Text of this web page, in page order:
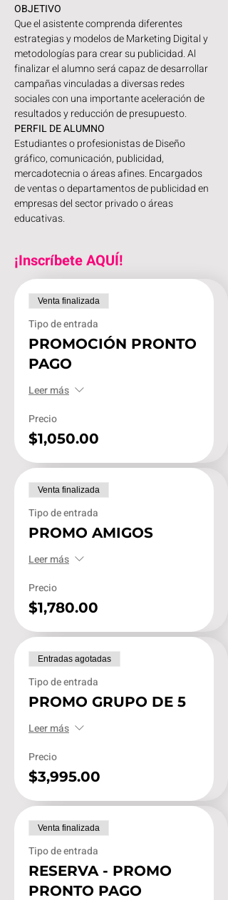
OBJETIVO
Que el asistente comprenda diferentes
estrategias y modelos de Marketing Digital y
metodologías para crear su publicidad. Al
finalizar el alumno será capaz de desarrollar
campañas vinculadas a diversas redes
sociales con una importante aceleración de
resultados y reducción de presupuesto.
PERFIL DE ALUMNO
Estudiantes o profesionistas de Diseño
gráfico, comunicación, publicidad,
mercadotecnia o áreas afines. Encargados
de ventas o departamentos de publicidad en
empresas del sector privado o áreas
educativas.
¡Inscríbete AQUÍ!
Venta finalizada
Tipo de entrada
PROMOCIÓN PRONTO
PAGO
Leer más
Precio
$1,050.00
Venta finalizada
Tipo de entrada
PROMO AMIGOS
Leer más
Precio
$1,780.00
Entradas agotadas
Tipo de entrada
PROMO GRUPO DE 5
Leer más
Precio
$3,995.00
Venta finalizada
Tipo de entrada
RESERVA - PROMO
PRONTO PAGO